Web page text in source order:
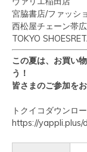
宮脇書店/ファッシ
西松屋チェーン帯
TOKYO
この夏は、お買い
う！
皆さまのご参加を
トクイコダウンロ
https://